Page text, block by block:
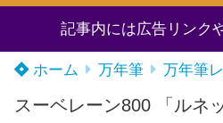
記事内には広告リンク
ホーム 万年筆 万年筆
スーベレーン800 「ルネ